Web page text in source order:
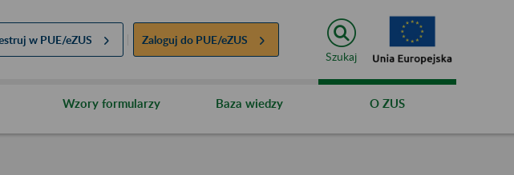
w PUE/eZUS Zaloguj do PUE/eZUS
Szukaj
Wzory formularzy Baza wiedzy O ZUS